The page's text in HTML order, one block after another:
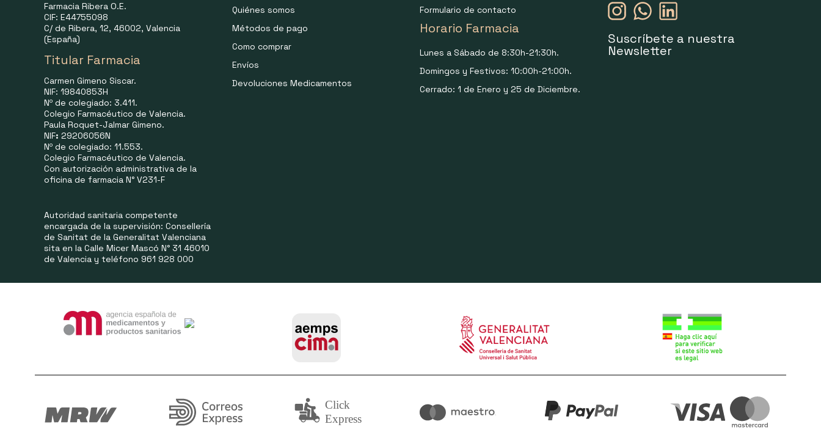
Farmacia Ribera O.E.
CIF: E44755098
C/ de Ribera, 12, 46002, Valencia
(España)
Titular Farmacia
Carmen Gimeno Siscar.
NIF: 19840853H
Nº de colegiado: 3.411.
Colegio Farmacéutico de Valencia.
Paula Roquet-Jalmar Gimeno.
NIF: 29206056N
Nº de colegiado: 11.553.
Colegio Farmacéutico de Valencia.
Con autorización administrativa de la
oficina de farmacia N° V231-F
Autoridad sanitaria competente
encargada de la supervisión: Consellería
de Sanitat de la Generalitat Valenciana
sita en la Calle Micer Mascó N° 31 46010
de Valencia y teléfono 961 928 000
Quiénes somos
Métodos de pago
Como comprar
Envíos
Devoluciones Medicamentos
Formulario de contacto
Horario Farmacia
Lunes a Sábado de 8:30h-21:30h.
Domingos y Festivos: 10:00h-21:00h.
Cerrado: 1 de Enero y 25 de Diciembre.
Suscríbete a nuestra
Newsletter